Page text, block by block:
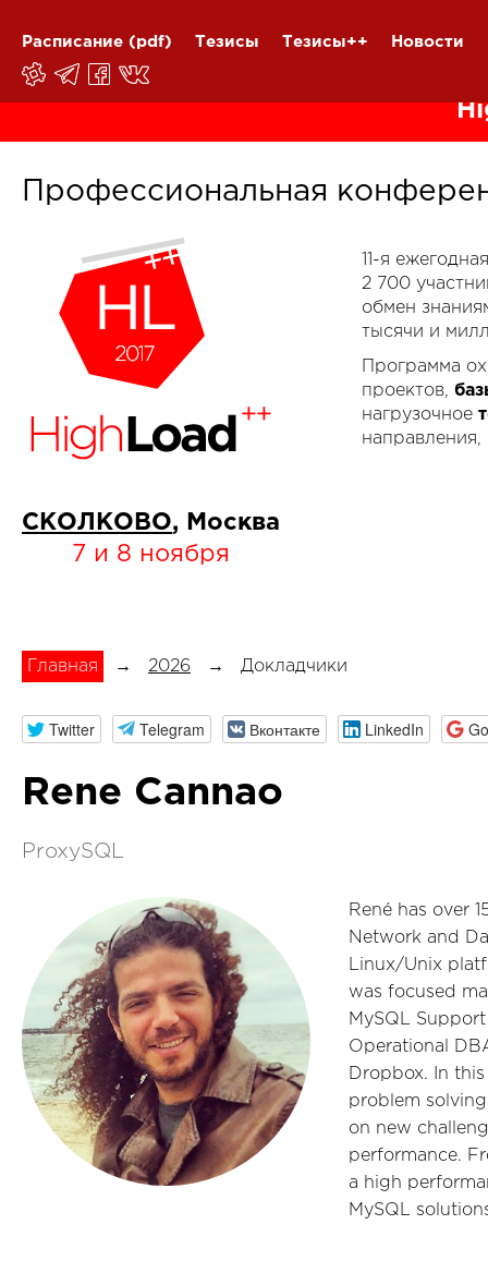
Расписание (pdf) Тезисы Тезисы++ Новости
Профессиональная
СКОЛКОВО, Москва
7 и 8 ноября
11-я
2 700
обмен
тысячи и
Программа
проектов,
нагрузочное
Главная → 2026 → Докладчики
Twitter Telegram Вконтакте LinkedIn
Rene Cannao
ProxySQL
René has over
Network and
Linux/Unix
was focused
MySQL
Operational
Dropbox. In
problem
on new
performance.
a high
MySQL